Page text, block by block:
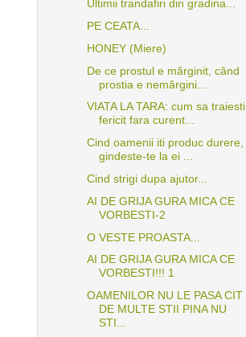
Ultimii trandafiri din gradina...
PE CEATA...
HONEY (Miere)
De ce prostul e mărginit, când
prostia e nemărgini...
VIATA LA TARA: cum sa traiesti
fericit fara curent...
Cind oamenii iti produc durere,
gindeste-te la ei ...
Cind strigi dupa ajutor...
AI DE GRIJA GURA MICA CE
VORBESTI-2
O VESTE PROASTA...
AI DE GRIJA GURA MICA CE
VORBESTI!!! 1
OAMENILOR NU LE PASA CIT
DE MULTE STII PINA NU
STI...